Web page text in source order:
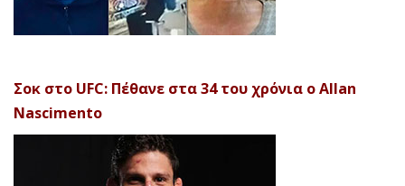
Σοκ στο UFC: Πέθανε στα 34 του χρόνια ο Allan
Nascimento